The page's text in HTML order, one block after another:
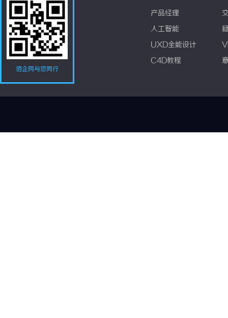
佰企网与您同行
产品经理
人工智能
UXD全能设计
C4D教程